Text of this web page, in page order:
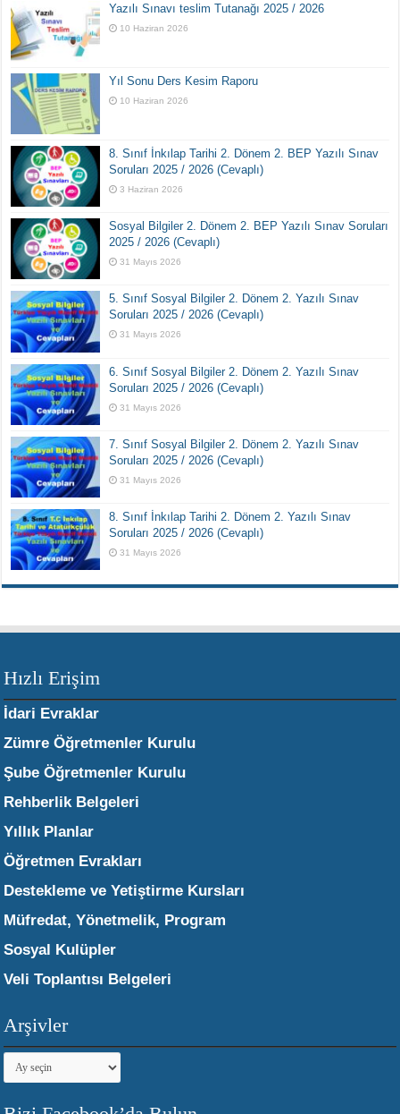
Yazılı Sınavı teslim Tutanağı 2025 / 2026
10 Haziran 2026
Yıl Sonu Ders Kesim Raporu
10 Haziran 2026
8. Sınıf İnkılap Tarihi 2. Dönem 2. BEP Yazılı Sınav
Soruları 2025 / 2026 (Cevaplı)
3 Haziran 2026
Sosyal Bilgiler 2. Dönem 2. BEP Yazılı Sınav Soruları
2025 / 2026 (Cevaplı)
31 Mayıs 2026
5. Sınıf Sosyal Bilgiler 2. Dönem 2. Yazılı Sınav
Soruları 2025 / 2026 (Cevaplı)
31 Mayıs 2026
6. Sınıf Sosyal Bilgiler 2. Dönem 2. Yazılı Sınav
Soruları 2025 / 2026 (Cevaplı)
31 Mayıs 2026
7. Sınıf Sosyal Bilgiler 2. Dönem 2. Yazılı Sınav
Soruları 2025 / 2026 (Cevaplı)
31 Mayıs 2026
8. Sınıf İnkılap Tarihi 2. Dönem 2. Yazılı Sınav
Soruları 2025 / 2026 (Cevaplı)
31 Mayıs 2026
Hızlı Erişim
İdari Evraklar
Zümre Öğretmenler Kurulu
Şube Öğretmenler Kurulu
Rehberlik Belgeleri
Yıllık Planlar
Öğretmen Evrakları
Destekleme ve Yetiştirme Kursları
Müfredat, Yönetmelik, Program
Sosyal Kulüpler
Veli Toplantısı Belgeleri
Arşivler
Arşivler